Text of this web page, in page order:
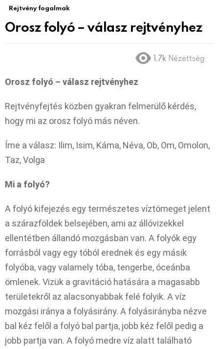
Rejtvény fogalmak
Orosz folyó – válasz rejtvényhez
1.7k Nézettség
Orosz folyó – válasz rejtvényhez
Rejtvényfejtés közben gyakran felmerülő kérdés,
hogy mi az orosz folyó más néven.
Íme a válasz: Ilim, Isim, Káma, Néva, Ob, Om, Omolon,
Taz, Volga
Mi a folyó?
A folyó kifejezés egy természetes víztömeget jelent
a szárazföldek belsejében, ami az állóvizekkel
ellentétben állandó mozgásban van. A folyók egy
forrásból vagy egy tóból erednek és egy másik
folyóba, vagy valamely tóba, tengerbe, óceánba
ömlenek. Vizük a gravitáció hatására a magasabb
területekről az alacsonyabbak felé folyik. A víz
mozgási iránya a folyásirány. A folyásirányba nézve
bal kéz felől a folyó bal partja, jobb kéz felől pedig a
jobb partja van. A folyó medre víz alatt található